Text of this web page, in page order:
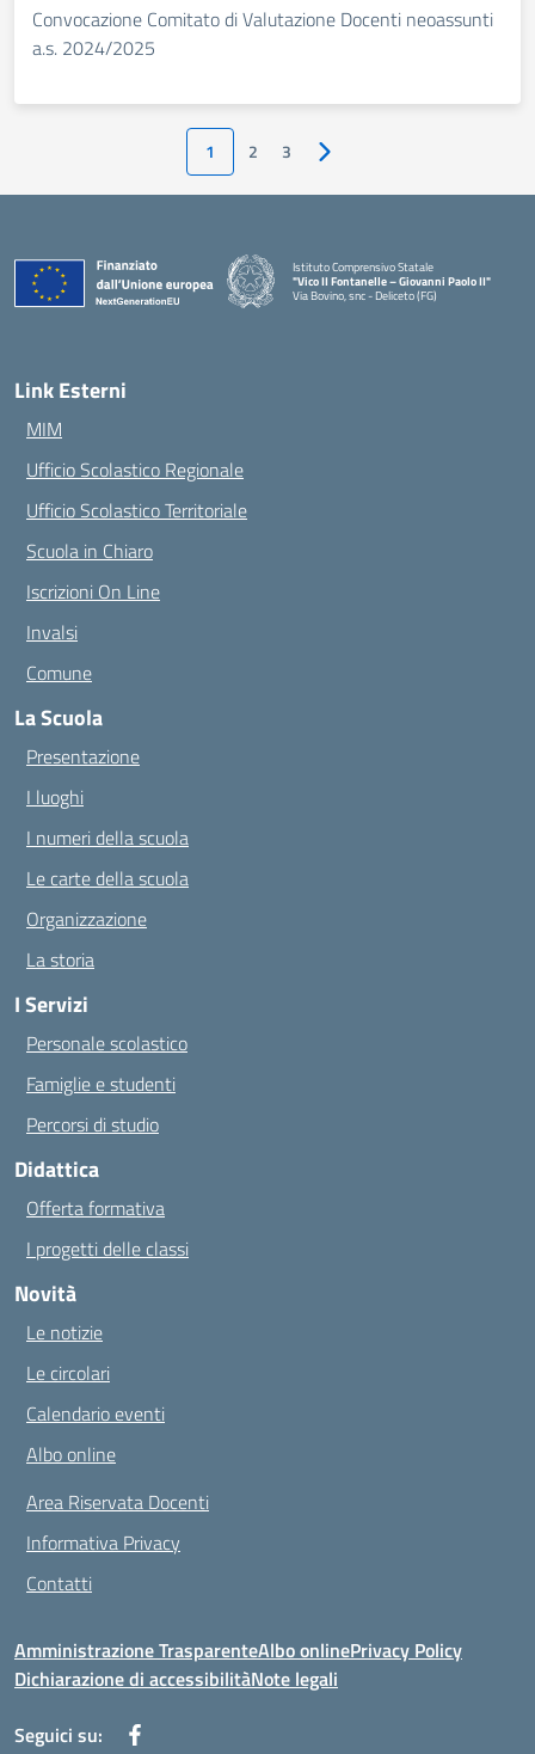
Convocazione Comitato di Valutazione Docenti neoassunti
a.s. 2024/2025
1 2 3 Pagina successiva
Istituto Comprensivo Statale
"Vico II Fontanelle – Giovanni Paolo II"
Via Bovino, snc - Deliceto (FG)
Link Esterni
MIM
Ufficio Scolastico Regionale
Ufficio Scolastico Territoriale
Scuola in Chiaro
Iscrizioni On Line
Invalsi
Comune
La Scuola
Presentazione
I luoghi
I numeri della scuola
Le carte della scuola
Organizzazione
La storia
I Servizi
Personale scolastico
Famiglie e studenti
Percorsi di studio
Didattica
Offerta formativa
I progetti delle classi
Novità
Le notizie
Le circolari
Calendario eventi
Albo online
Area Riservata Docenti
Informativa Privacy
Contatti
Amministrazione TrasparenteAlbo onlinePrivacy Policy
Dichiarazione di accessibilitàNote legali
Seguici su: